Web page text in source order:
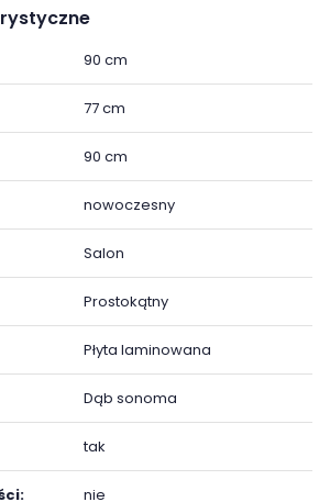
90 cm
77 cm
90 cm
nowoczesny
Salon
Prostokątny
Płyta laminowana
Dąb sonoma
tak
nie